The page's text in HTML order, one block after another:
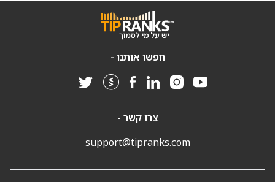
חפשו אותנו -
צרו קשר -
support@tipranks.com